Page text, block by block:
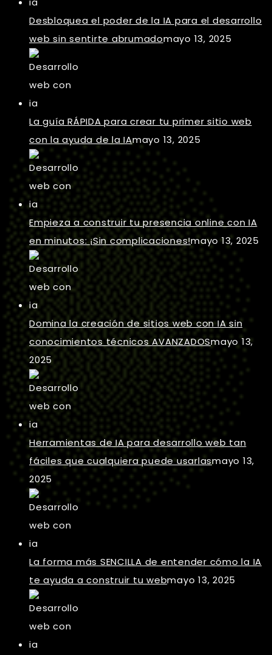
Desbloquea el poder de la IA para el desarrollo
web sin sentirte abrumadomayo 13, 2025
La guía RÁPIDA para crear tu primer sitio web
con la ayuda de la IAmayo 13, 2025
Empieza a construir tu presencia online con IA
en minutos: ¡Sin complicaciones!mayo 13, 2025
Domina la creación de sitios web con IA sin
conocimientos técnicos AVANZADOSmayo 13,
2025
Herramientas de IA para desarrollo web tan
fáciles que cualquiera puede usarlasmayo 13,
2025
La forma más SENCILLA de entender cómo la IA
te ayuda a construir tu webmayo 13, 2025